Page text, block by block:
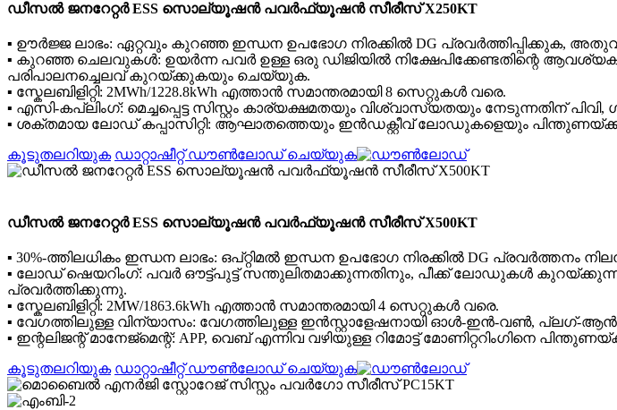
ഡീസൽ ജനറേറ്റർ ESS സൊല്യൂഷൻ പവർഫ്യൂഷൻ സീരീസ് X250KT
▪ ഊർജ്ജ ലാഭം: ഏറ്റവും കുറഞ്ഞ ഇന്ധന ഉപഭോഗ നിരക്കിൽ DG പ്രവർത്തിപ്പിക്കുക,
▪ കുറഞ്ഞ ചെലവുകൾ: ഉയർന്ന പവർ ഉള്ള ഒരു ഡിജിയിൽ നിക്ഷേപിക്കേണ്ടതിന്റെ
പരിപാലനച്ചെലവ് കുറയ്ക്കുകയും ചെയ്യുക.
▪ സ്കേലബിളിറ്റി: 2MWh/1228.8kWh എത്താൻ സമാന്തരമായി 8 സെറ്റുകൾ വരെ.
▪ എസി-കപ്ലിംഗ്: മെച്ചപ്പെട്ട സിസ്റ്റം കാര്യക്ഷമതയും വിശ്വാസ്യതയും നേടുന്നതിന്
▪ ശക്തമായ ലോഡ് കപ്പാസിറ്റി: ആഘാതത്തെയും ഇൻഡക്റ്റീവ് ലോഡുകളെയും
കൂടുതലറിയുക ഡാറ്റാഷീറ്റ് ഡൗൺലോഡ് ചെയ്യുക
ഡീസൽ ജനറേറ്റർ ESS സൊല്യൂഷൻ പവർഫ്യൂഷൻ സീരീസ് X500KT
▪ 30%-ത്തിലധികം ഇന്ധന ലാഭം: ഒപ്റ്റിമൽ ഇന്ധന ഉപഭോഗ നിരക്കിൽ DG പ്രവർത്തനം
▪ ലോഡ് ഷെയറിംഗ്: പവർ ഔട്ട്പുട്ട് സന്തുലിതമാക്കുന്നതിനും, പീക്ക് ലോഡുകൾ
പ്രവർത്തിക്കുന്നു.
▪ സ്കേലബിളിറ്റി: 2MW/1863.6kWh എത്താൻ സമാന്തരമായി 4 സെറ്റുകൾ വരെ.
▪ വേഗത്തിലുള്ള വിന്യാസം: വേഗത്തിലുള്ള ഇൻസ്റ്റാളേഷനായി ഓൾ-ഇൻ-വൺ,
▪ ഇന്റലിജന്റ് മാനേജ്മെന്റ്: APP, വെബ് എന്നിവ വഴിയുള്ള റിമോട്ട് മോണിറ്ററിംഗിനെ
കൂടുതലറിയുക ഡാറ്റാഷീറ്റ് ഡൗൺലോഡ് ചെയ്യുക